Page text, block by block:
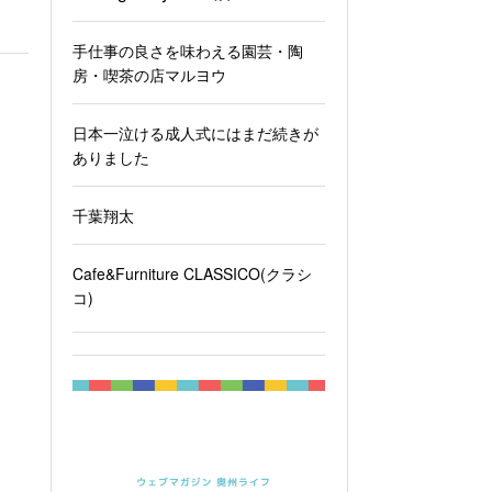
手仕事の良さを味わえる園芸・陶
房・喫茶の店マルヨウ
日本一泣ける成人式にはまだ続きが
ありました
千葉翔太
Cafe&Furniture CLASSICO(クラシ
コ)